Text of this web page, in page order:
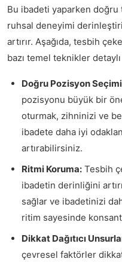
Bu ibadeti yaparken doğru
ruhsal deneyimi
artırır. Aşağıda, tesbih
bazı temel teknikler
Doğru Pozisyon
pozisyonu büyük bir
oturmak, zihninizi ve
ibadete daha iyi
artırabilirsiniz.
Ritmi Koruma: Tesbih
ibadetin derinliğini
sağlar ve ibadetinizi
ritim sayesinde
Dikkat Dağıtıcı
çevresel faktörler